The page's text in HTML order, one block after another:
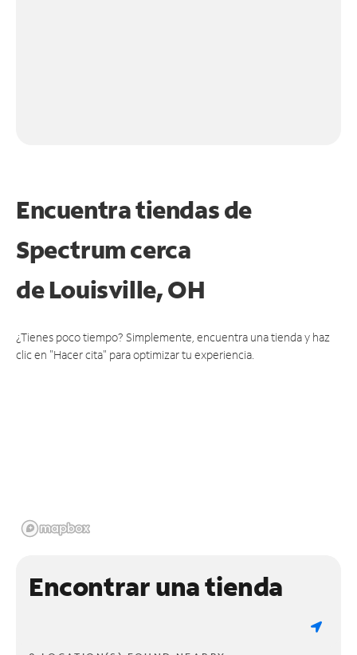
Encuentra tiendas de
Spectrum cerca
deLouisville, OH
¿Tienes poco tiempo? Simplemente, encuentra una tienda y haz
clic en "Hacer cita" para optimizar tu experiencia.
Encontrar una tienda